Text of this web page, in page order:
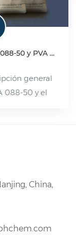
PVA 088-50 y PVA 2488
general
088-50 y el
con una amplia
entre el
China,